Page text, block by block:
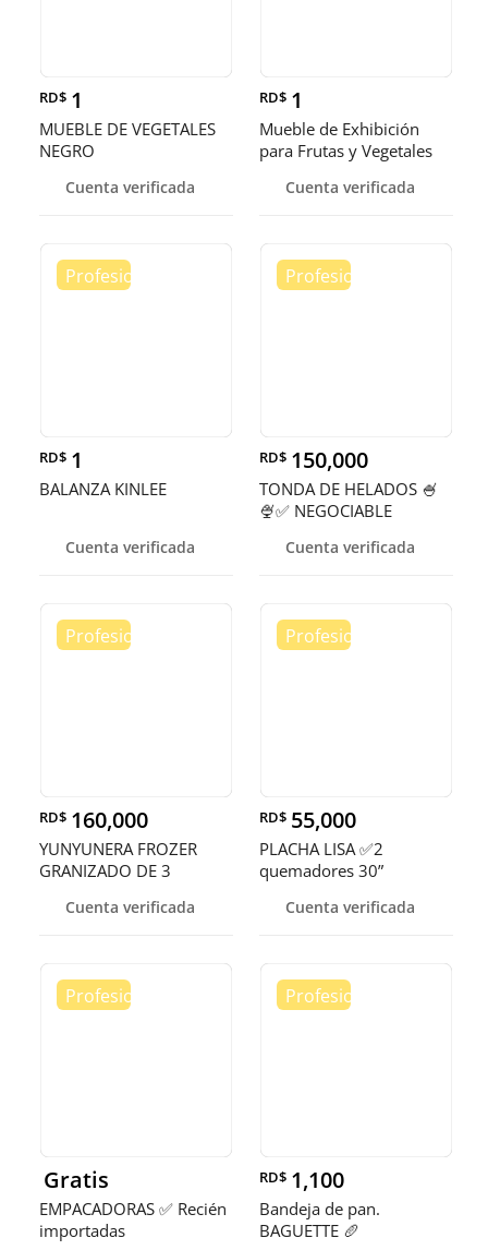
RD$ 1
MUEBLE DE VEGETALES
NEGRO
Cuenta verificada
RD$ 1
Mueble de Exhibición
para Frutas y Vegetales
Cuenta verificada
RD$ 1
BALANZA KINLEE
Cuenta verificada
RD$ 150,000
TONDA DE HELADOS 🍧
🍨✅ NEGOCIABLE
Cuenta verificada
RD$ 160,000
YUNYUNERA FROZER
GRANIZADO DE 3
Cuenta verificada
RD$ 55,000
PLACHA LISA ✅2
quemadores 30”
Cuenta verificada
Gratis
EMPACADORAS ✅ Recién
importadas
RD$ 1,100
Bandeja de pan.
BAGUETTE 🥖